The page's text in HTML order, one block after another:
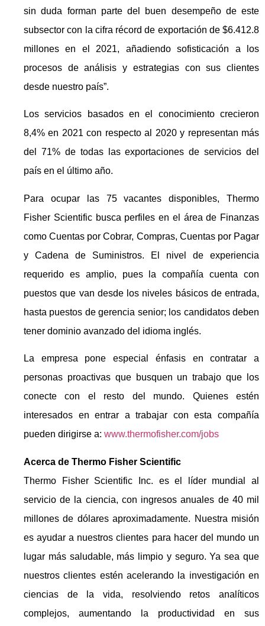
sin duda forman parte del buen desempeño de este
subsector con la cifra récord de exportación de $6.412.8
millones en el 2021, añadiendo sofisticación a los
procesos de análisis y estrategias con sus clientes
desde nuestro país”.
Los servicios basados en el conocimiento crecieron
8,4% en 2021 con respecto al 2020 y representan más
del 71% de todas las exportaciones de servicios del
país en el último año.
Para ocupar las 75 vacantes disponibles, Thermo
Fisher Scientific busca perfiles en el área de Finanzas
como Cuentas por Cobrar, Compras, Cuentas por Pagar
y Cadena de Suministros. El nivel de experiencia
requerido es amplio, pues la compañía cuenta con
puestos que van desde los niveles básicos de entrada,
hasta puestos de gerencia senior; los candidatos deben
tener dominio avanzado del idioma inglés.
La empresa pone especial énfasis en contratar a
personas proactivas que busquen un trabajo que los
conecte con el resto del mundo. Quienes estén
interesados en entrar a trabajar con esta compañía
pueden dirigirse a: www.thermofisher.com/jobs
Acerca de Thermo Fisher Scientific
Thermo Fisher Scientific Inc. es el líder mundial al
servicio de la ciencia, con ingresos anuales de 40 mil
millones de dólares aproximadamente. Nuestra misión
es ayudar a nuestros clientes para hacer del mundo un
lugar más saludable, más limpio y seguro. Ya sea que
nuestros clientes estén acelerando la investigación en
ciencias de la vida, resolviendo retos analíticos
complejos, aumentando la productividad en sus